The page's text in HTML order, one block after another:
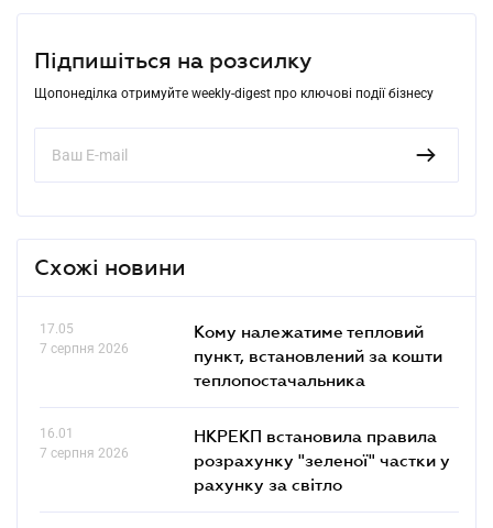
Підпишіться на розсилку
Щопонеділка отримуйте weekly-digest про ключові події бізнесу
Схожі новини
17.05
7 серпня 2026
Кому належатиме тепловий
пункт, встановлений за кошти
теплопостачальника
16.01
7 серпня 2026
НКРЕКП встановила правила
розрахунку "зеленої" частки у
рахунку за світло